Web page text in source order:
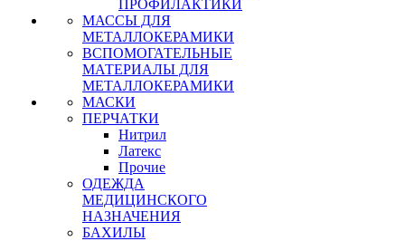
ПРОФИЛАКТИКИ
МАССЫ ДЛЯ
МЕТАЛЛОКЕРАМИКИ
ВСПОМОГАТЕЛЬНЫЕ
МАТЕРИАЛЫ ДЛЯ
МЕТАЛЛОКЕРАМИКИ
МАСКИ
ПЕРЧАТКИ
Нитрил
Латекс
Прочие
ОДЕЖДА
МЕДИЦИНСКОГО
НАЗНАЧЕНИЯ
БАХИЛЫ